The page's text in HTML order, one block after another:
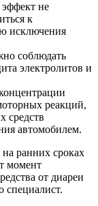
не
к
исключения
соблюдать
электролитов и
реакций,
средств
автомобилем.
ранних сроках
момент
от диареи
специалист.